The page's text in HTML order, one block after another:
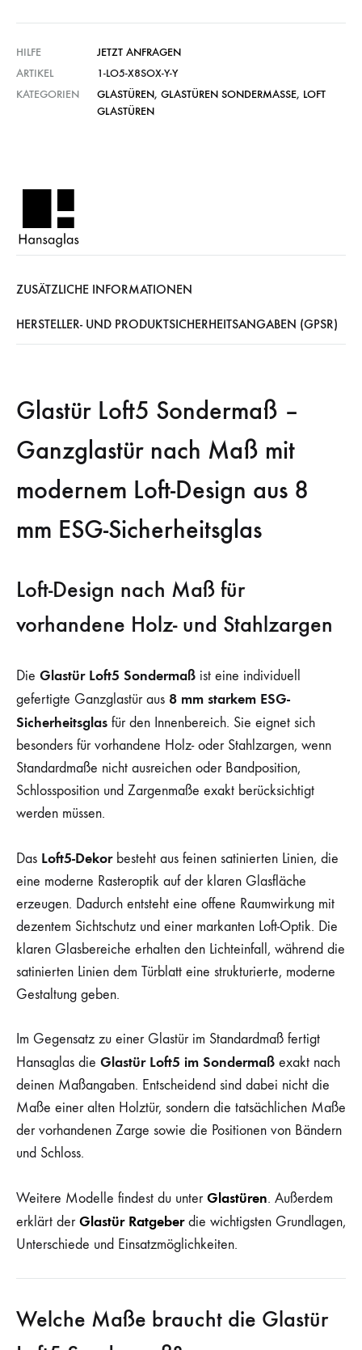
HILFE
JETZT ANFRAGEN
ARTIKEL
1-LO5-X8SOX-Y-Y
KATEGORIEN
GLASTÜREN, GLASTÜREN SONDERMASSE , LOFT
GLASTÜREN
ZUSÄTZLICHE INFORMATIONEN
HERSTELLER- UND PRODUKTSICHERHEITSANGABEN (GPSR)
Glastür Loft5 Sondermaß –
Ganzglastür nach Maß mit
modernem Loft-Design aus 8
mm ESG-Sicherheitsglas
Loft-Design nach Maß für
vorhandene Holz- und Stahlzargen
Die Glastür Loft5 Sondermaß ist eine individuell
gefertigte Ganzglastür aus 8 mm starkem ESG-
Sicherheitsglas für den Innenbereich. Sie eignet sich
besonders für vorhandene Holz- oder Stahlzargen, wenn
Standardmaße nicht ausreichen oder Bandposition,
Schlossposition und Zargenmaße exakt berücksichtigt
werden müssen.
Das Loft5-Dekorbesteht aus feinen satinierten Linien, die
eine moderne Rasteroptik auf der klaren Glasfläche
erzeugen. Dadurch entsteht eine offene Raumwirkung mit
dezentem Sichtschutz und einer markanten Loft-Optik. Die
klaren Glasbereiche erhalten den Lichteinfall, während die
satinierten Linien dem Türblatt eine strukturierte, moderne
Gestaltung geben.
Im Gegensatz zu einer Glastür im Standardmaß fertigt
Hansaglas die Glastür Loft5 im Sondermaß exakt nach
deinen Maßangaben. Entscheidend sind dabei nicht die
Maße einer alten Holztür, sondern die tatsächlichen Maße
der vorhandenen Zarge sowie die Positionen von Bändern
und Schloss.
Weitere Modelle findest du unterGlastüren. Außerdem
erklärt derGlastür Ratgeberdie wichtigsten Grundlagen,
Unterschiede und Einsatzmöglichkeiten.
Welche Maße braucht die Glastür